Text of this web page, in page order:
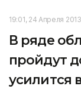
19:01, 24 Апреля 2013
В ряде
пройдут
усилится